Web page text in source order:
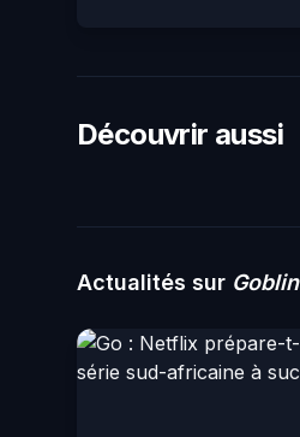
Découvrir aussi
Actualités sur Goblin